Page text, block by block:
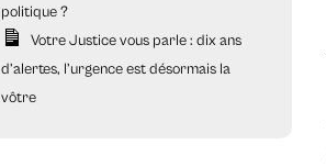
politique ?
Votre Justice vous parle : dix ans
d’alertes, l’urgence est désormais la
vôtre